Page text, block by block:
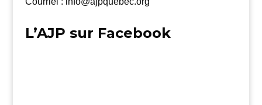
L’AJP sur Facebook